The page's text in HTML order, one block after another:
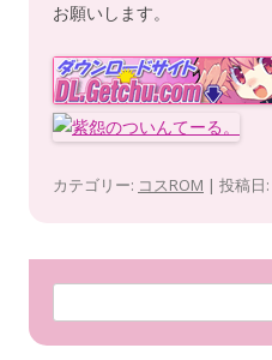
お願いします。
カテゴリー: コスROM | 投稿日:
索: